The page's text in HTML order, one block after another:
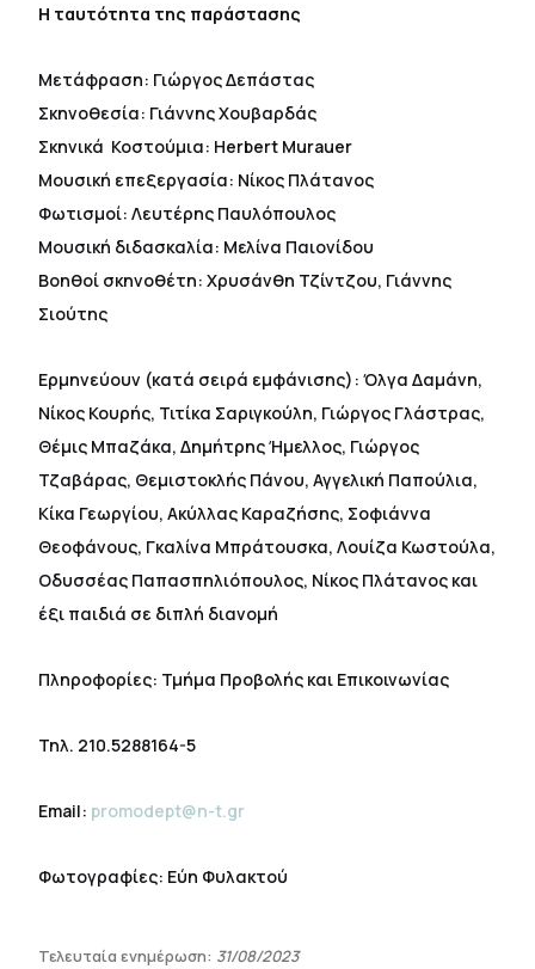
Η ταυτότητα της παράστασης
Μετάφραση: Γιώργος Δεπάστας
Σκηνοθεσία: Γιάννης Χουβαρδάς
Σκηνικά  Κοστούμια: Herbert Murauer
Μουσική επεξεργασία: Νίκος Πλάτανος
Φωτισμοί: Λευτέρης Παυλόπουλος
Μουσική διδασκαλία: Μελίνα Παιονίδου
Βοηθοί σκηνοθέτη: Χρυσάνθη Τζίντζου, Γιάννης
Σιούτης
Ερμηνεύουν (κατά σειρά εμφάνισης): Όλγα Δαμάνη,
Νίκος Κουρής, Τιτίκα Σαριγκούλη, Γιώργος Γλάστρας,
Θέμις Μπαζάκα, Δημήτρης Ήμελλος, Γιώργος
Τζαβάρας, Θεμιστοκλής Πάνου, Αγγελική Παπούλια,
Κίκα Γεωργίου, Ακύλλας Καραζήσης, Σοφιάννα
Θεοφάνους, Γκαλίνα Μπράτουσκα, Λουίζα Κωστούλα,
Οδυσσέας Παπασπηλιόπουλος, Νίκος Πλάτανος και
έξι παιδιά σε διπλή διανομή
Πληροφορίες: Τμήμα Προβολής και Επικοινωνίας
Τηλ. 210.5288164-5
Email: promodept@n-t.gr
Φωτογραφίες: Εύη Φυλακτού
Τελευταία ενημέρωση: 31/08/2023